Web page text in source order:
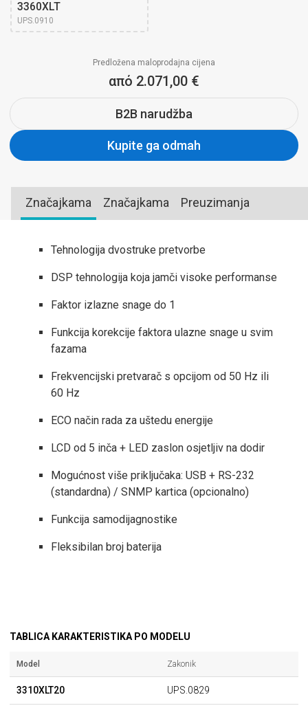
3360XLT
UPS.0910
Predložena maloprodajna cijena
από 2.071,00 €
B2B narudžba
Kupite ga odmah
Značajkama Značajkama Preuzimanja
Tehnologija dvostruke pretvorbe
DSP tehnologija koja jamči visoke performanse
Faktor izlazne snage do 1
Funkcija korekcije faktora ulazne snage u svim
fazama
Frekvencijski pretvarač s opcijom od 50 Hz ili
60 Hz
ECO način rada za uštedu energije
LCD od 5 inča + LED zaslon osjetljiv na dodir
Mogućnost više priključaka: USB + RS-232
(standardna) / SNMP kartica (opcionalno)
Funkcija samodijagnostike
Fleksibilan broj baterija
TABLICA KARAKTERISTIKA PO MODELU
Model Zakonik
3310XLT20 UPS.0829